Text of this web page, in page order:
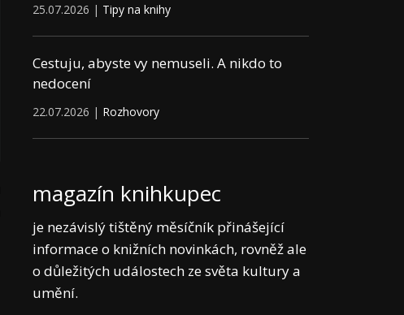
25.07.2026 | Tipy na knihy
Cestuju, abyste vy nemuseli. A nikdo to
nedocení
22.07.2026 | Rozhovory
magazín knihkupec
je nezávislý tištěný měsíčník přinášející
informace o knižních novinkách, rovněž ale
o důležitých událostech ze světa kultury a
umění.